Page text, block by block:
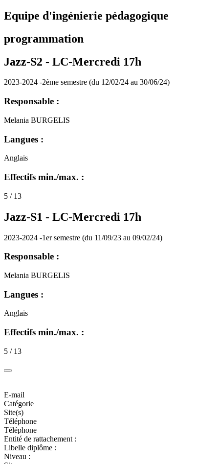
Equipe d'ingénierie pédagogique
programmation
Jazz-S2 - LC-Mercredi 17h
2023-2024 -2ème semestre (du 12/02/24 au 30/06/24)
Responsable :
Melania BURGELIS
Langues :
Anglais
Effectifs min./max. :
5 / 13
Jazz-S1 - LC-Mercredi 17h
2023-2024 -1er semestre (du 11/09/23 au 09/02/24)
Responsable :
Melania BURGELIS
Langues :
Anglais
Effectifs min./max. :
5 / 13
E-mail
Catégorie
Site(s)
Téléphone
Téléphone
Entité de rattachement :
Libelle diplôme :
Niveau :